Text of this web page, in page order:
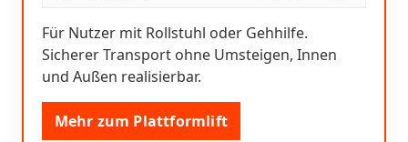
Für Nutzer mit Rollstuhl oder Gehhilfe.
Sicherer Transport ohne Umsteigen, Innen
und Außen realisierbar.
Mehr zum Plattformlift